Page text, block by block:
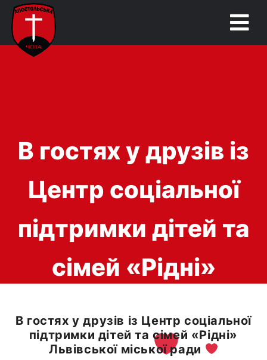
В гостях у друзів із
Центр соціальної
підтримки дітей та
сімей «Рідні»
ради
В гостях у друзів із Центр соціальної
підтримки дітей та сімей «Рідні»
Львівської міської ради